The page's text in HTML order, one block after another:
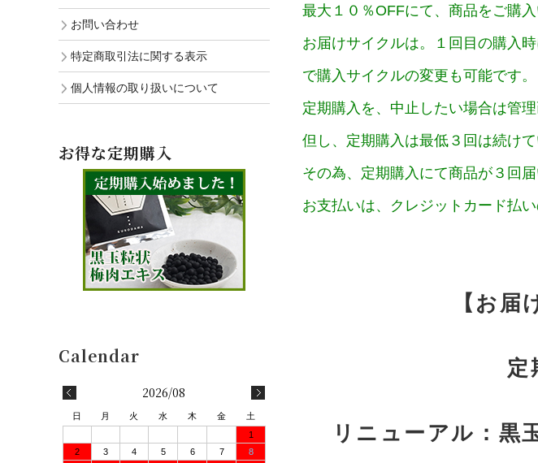
最大１０％OFFにて、商品をご購入
お届けサイクルは。１回目の購入
で購入サイクルの変更も可能です。
定期購入を、中止したい場合は管
但し、定期購入は最低３回は続け
その為、定期購入にて商品が３回
お支払いは、クレジットカード払い
【お届
定
リニューアル：黒
お問い合わせ
特定商取引法に関する表示
個人情報の取り扱いについて
お得な定期購入
2026/08
日 月 火 水 木 金
土
1
2
3 4 5 6 7
8